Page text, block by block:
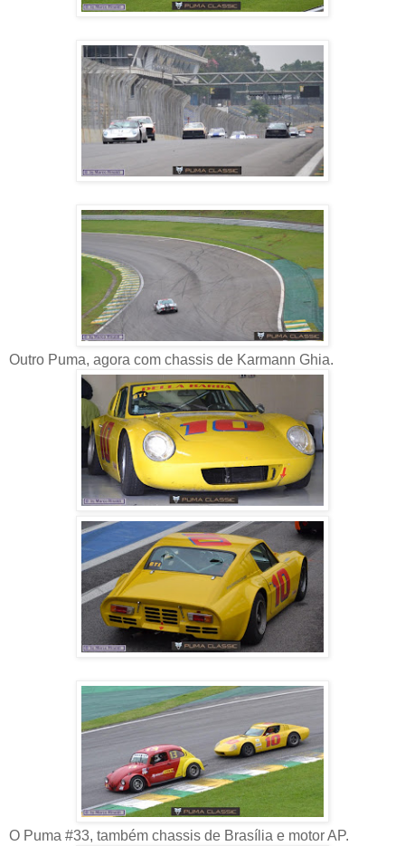
Outro Puma, agora com chassis de Karmann Ghia.
O Puma #33, também chassis de Brasília e motor AP.